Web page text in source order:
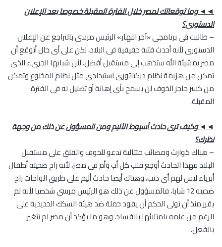
◄◄ وما توقعاتك لمصر خلال الفترة المقبلة خصوصا بعد الإعلان
الدستورى؟
– طالبت فى برنامجى «آخر النهار» الرئيس مرسى بالتراجع عن الإعلان
الدستورى لأنه أحدث فتنة حقيقية فى البلاد، لكن على أى حال أتوقع أن
مصر بمشيئة الله ستذهب إلى مستقبل أفضل، لأن شبابها الجرىء الذى
تمكن من هزيمة نظام ديكتاتورى استبدادى مثل نظام المخلوع وتمكن
من كسر حاجز الخوف لن يسمح بأى إهانة أو تضليل له فى الفترة
المقبلة.
◄◄ وكيف ترى حادث أسيوط الأليم ومن المسؤول عن ذلك من وجهة
نظرك؟
– هناك كوارث ومصائب متتالية تدعو للخوف والقلق على مستقبل
البلاد فهذا الحادث أوجع قلب كل أب وأم فى مصر، لأنه راح ضحيته أطفال
أبرياء ليس لهم أى ذنب، وهناك أيضا حادث أليم على طريق الواحات راح
ضحيته 12 شابا، فالمسؤول عن ذلك هو الرئيس مرسى شخصيا لأنه لم
يقرر منذ أن تولى الحكم أن يقود حملة ضد هيئة السكك الحديدية على
الرغم من علمه بامتلائها بالفساد، وهو ما يؤكد أن مصر لم تتغير
بالفعل.